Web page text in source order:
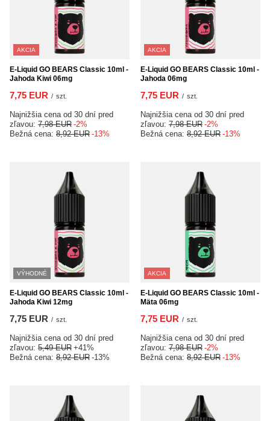
AKCIA
E-Liquid GO BEARS Classic 10ml -
Jahoda Kiwi 06mg
7,75 EUR / szt.
Najnižšia cena od 30 dní pred
zľavou: 7,98 EUR -2%
Bežná cena: 8,92 EUR -13%
AKCIA
E-Liquid GO BEARS Classic 10ml -
Jahoda 06mg
7,75 EUR / szt.
Najnižšia cena od 30 dní pred
zľavou: 7,98 EUR -2%
Bežná cena: 8,92 EUR -13%
VÝHODNÉ
E-Liquid GO BEARS Classic 10ml -
Jahoda Kiwi 12mg
7,75 EUR / szt.
Najnižšia cena od 30 dní pred
zľavou: 5,49 EUR +41%
Bežná cena: 8,92 EUR -13%
AKCIA
E-Liquid GO BEARS Classic 10ml -
Mäta 06mg
7,75 EUR / szt.
Najnižšia cena od 30 dní pred
zľavou: 7,98 EUR -2%
Bežná cena: 8,92 EUR -13%